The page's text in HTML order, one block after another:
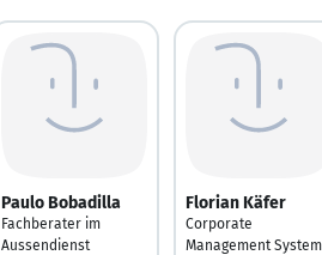
Paulo Bobadilla
Fachberater im
Aussendienst
Florian Käfer
Corporate
Management System